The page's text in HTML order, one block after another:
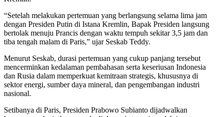
“Setelah melakukan pertemuan yang berlangsung selama lima jam
dengan Presiden Putin di Istana Kremlin, Bapak Presiden langsung
bertolak menuju Prancis dengan waktu tempuh sekitar 3,5 jam dan
tiba tengah malam di Paris,” ujar Seskab Teddy.
Menurut Seskab, durasi pertemuan yang cukup panjang tersebut
mencerminkan kedalaman pembahasan serta keseriusan Indonesia
dan Rusia dalam memperkuat kemitraan strategis, khususnya di
sektor energi, sumber daya mineral, dan pengembangan industri
nasional.
Setibanya di Paris, Presiden Prabowo Subianto dijadwalkan